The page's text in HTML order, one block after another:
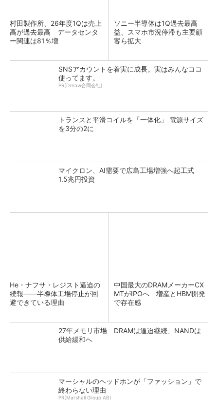
村田製作所、26年度1Qは売上
高が過去最高 データセンタ
ー関連は81％増
ソニー半導体は1Q過去最高
益、スマホ市況停滞も主要顧
客ら拡大
SNSアカウントを着実に成長。実はみんなココ
使ってます。
PR(Dreaw合同会社)
トランスと平滑コイルを「一体化」 電源サイズ
を3分の2に
マイクロン、AI需要で広島工場増強へ起工式
1.5兆円投資
He・ナフサ・レジスト逼迫の
続報――半導体工場停止が回
避できている理由
中国最大のDRAMメーカーCX
MTがIPOへ 増産とHBM開発
で存在感
27年メモリ市場 DRAMは逼迫継続、NANDは
供給緩和へ
マーシャルのヘッドホンが「ファッション」で
終わらない理由
PR(Marshall Group AB)